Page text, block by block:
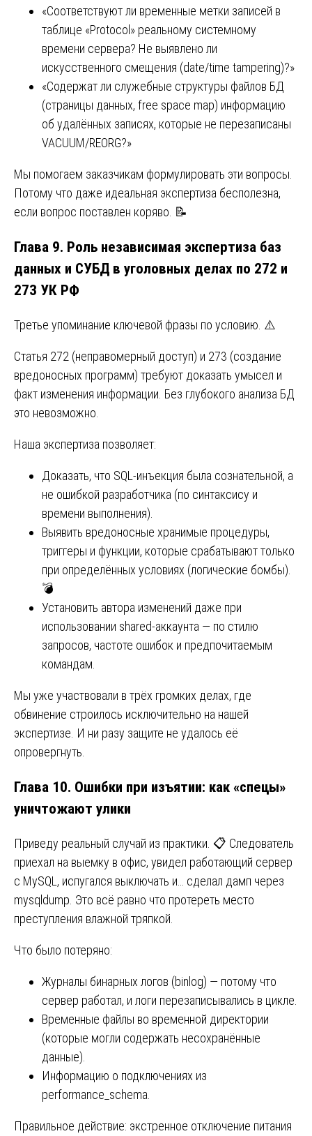
«Соответствуют ли временные метки записей в
таблице «Protocol» реальному системному
времени сервера? Не выявлено ли
искусственного смещения (date/time tampering)?»
«Содержат ли служебные структуры файлов БД
(страницы данных, free space map) информацию
об удалённых записях, которые не перезаписаны
VACUUM/REORG?»
Мы помогаем заказчикам формулировать эти вопросы.
Потому что даже идеальная экспертиза бесполезна,
если вопрос поставлен коряво. 📝
Глава 9. Роль независимая экспертиза баз
данных и СУБД в уголовных делах по 272 и
273 УК РФ
Третье упоминание ключевой фразы по условию. ⚠️
Статья 272 (неправомерный доступ) и 273 (создание
вредоносных программ) требуют доказать умысел и
факт изменения информации. Без глубокого анализа БД
это невозможно.
Наша экспертиза позволяет:
Доказать, что SQL-инъекция была сознательной, а
не ошибкой разработчика (по синтаксису и
времени выполнения).
Выявить вредоносные хранимые процедуры,
триггеры и функции, которые срабатывают только
при определённых условиях (логические бомбы).
💣
Установить автора изменений даже при
использовании shared-аккаунта — по стилю
запросов, частоте ошибок и предпочитаемым
командам.
Мы уже участвовали в трёх громких делах, где
обвинение строилось исключительно на нашей
экспертизе. И ни разу защите не удалось её
опровергнуть.
Глава 10. Ошибки при изъятии: как «спецы»
уничтожают улики
Приведу реальный случай из практики. 📋 Следователь
приехал на выемку в офис, увидел работающий сервер
с MySQL, испугался выключать и… сделал дамп через
mysqldump. Это всё равно что протереть место
преступления влажной тряпкой.
Что было потеряно:
Журналы бинарных логов (binlog) — потому что
сервер работал, и логи перезаписывались в цикле.
Временные файлы во временной директории
(которые могли содержать несохранённые
данные).
Информацию о подключениях из
performance_schema.
Правильное действие: экстренное отключение питания